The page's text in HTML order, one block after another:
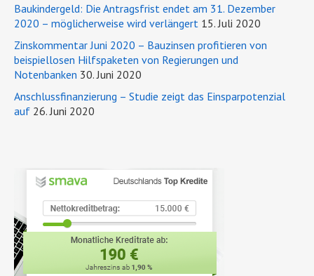
Baukindergeld: Die Antragsfrist endet am 31. Dezember
2020 – möglicherweise wird verlängert 15. Juli 2020
Zinskommentar Juni 2020 – Bauzinsen profitieren von
beispiellosen Hilfspaketen von Regierungen und
Notenbanken 30. Juni 2020
Anschlussfinanzierung – Studie zeigt das Einsparpotenzial
auf 26. Juni 2020